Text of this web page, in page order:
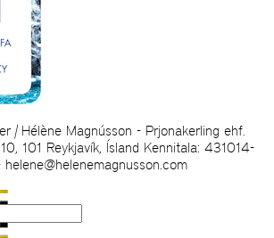
| Hélène Magnússon - Prjonakerling ehf.
101 Reykjavík, Ísland Kennitala: 431014-